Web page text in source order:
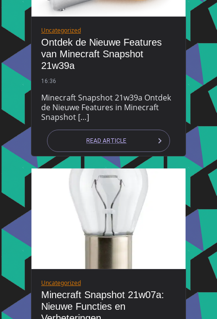
Uncategorized
Ontdek de Nieuwe Features
van Minecraft Snapshot
21w39a
16:36
Minecraft Snapshot 21w39a Ontdek
de Nieuwe Features in Minecraft
Snapshot […]
READ ARTICLE
Uncategorized
Minecraft Snapshot 21w07a:
Nieuwe Functies en